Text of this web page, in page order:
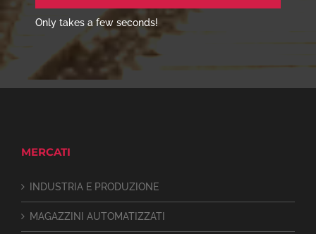
Only takes a few seconds!
MERCATI
INDUSTRIA E PRODUZIONE
MAGAZZINI AUTOMATIZZATI